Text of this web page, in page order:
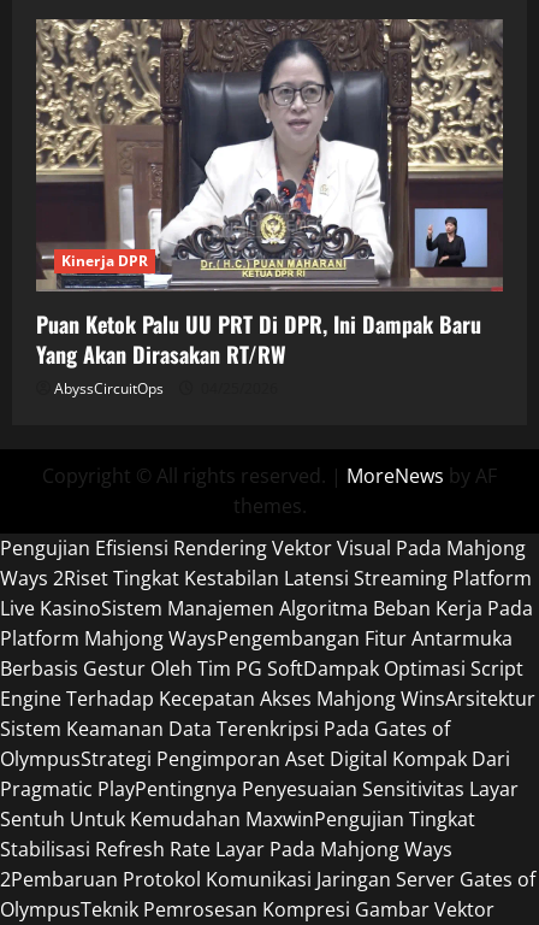
Kinerja DPR
Puan Ketok Palu UU PRT Di DPR, Ini Dampak Baru
Yang Akan Dirasakan RT/RW
AbyssCircuitOps
Copyright © All rights reserved. | MoreNews by AF
themes.
Pengujian Efisiensi Rendering Vektor Visual Pada Mahjong
Ways 2Riset Tingkat Kestabilan Latensi Streaming Platform
Live KasinoSistem Manajemen Algoritma Beban Kerja Pada
Platform Mahjong WaysPengembangan Fitur Antarmuka
Berbasis Gestur Oleh Tim PG SoftDampak Optimasi Script
Engine Terhadap Kecepatan Akses Mahjong WinsArsitektur
Sistem Keamanan Data Terenkripsi Pada Gates of
OlympusStrategi Pengimporan Aset Digital Kompak Dari
Pragmatic PlayPentingnya Penyesuaian Sensitivitas Layar
Sentuh Untuk Kemudahan MaxwinPengujian Tingkat
Stabilisasi Refresh Rate Layar Pada Mahjong Ways
2Pembaruan Protokol Komunikasi Jaringan Server Gates of
OlympusTeknik Pemrosesan Kompresi Gambar Vektor